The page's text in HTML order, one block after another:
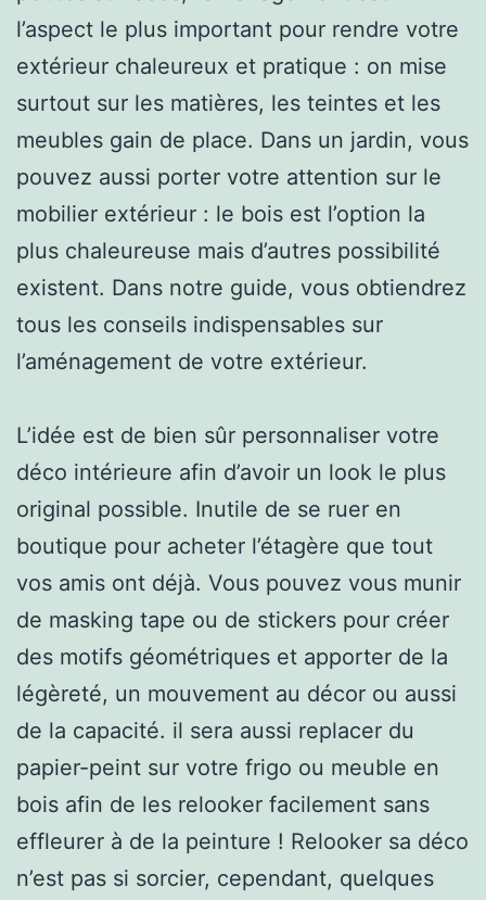
l’aspect le plus important pour rendre votre
extérieur chaleureux et pratique : on mise
surtout sur les matières, les teintes et les
meubles gain de place. Dans un jardin, vous
pouvez aussi porter votre attention sur le
mobilier extérieur : le bois est l’option la
plus chaleureuse mais d’autres possibilité
existent. Dans notre guide, vous obtiendrez
tous les conseils indispensables sur
l’aménagement de votre extérieur.
L’idée est de bien sûr personnaliser votre
déco intérieure afin d’avoir un look le plus
original possible. Inutile de se ruer en
boutique pour acheter l’étagère que tout
vos amis ont déjà. Vous pouvez vous munir
de masking tape ou de stickers pour créer
des motifs géométriques et apporter de la
légèreté, un mouvement au décor ou aussi
de la capacité. il sera aussi replacer du
papier-peint sur votre frigo ou meuble en
bois afin de les relooker facilement sans
effleurer à de la peinture ! Relooker sa déco
n’est pas si sorcier, cependant, quelques